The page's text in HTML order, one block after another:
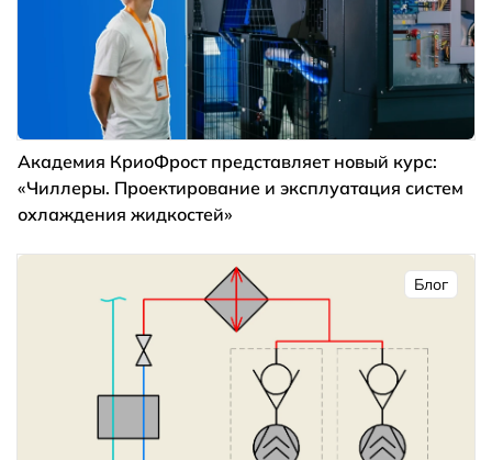
Академия КриоФрост представляет новый курс:
«Чиллеры. Проектирование и эксплуатация систем
охлаждения жидкостей»
Блог